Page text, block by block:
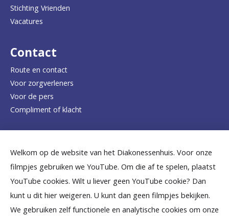
Welkom op de website van het Diakonessenhuis. Voor onze
filmpjes gebruiken we YouTube. Om die af te spelen, plaatst
YouTube cookies. Wilt u liever geen YouTube cookie? Dan
kunt u dit hier weigeren. U kunt dan geen filmpjes bekijken.
We gebruiken zelf functionele en analytische cookies om onze
a
d
e
h
o
p
a
g
e
Stichting Vrienden
Vacatures
Contact
Route en contact
Voor zorgverleners
Voor de pers
Compliment of klacht
Dicht bij jou
B
e
B
e
B
e
B
e
B
e